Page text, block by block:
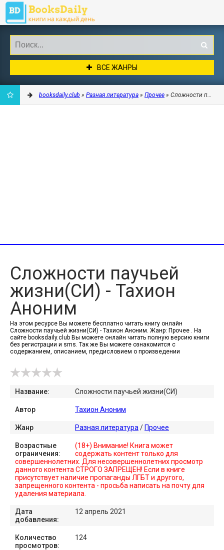
ВСЕ ЖАНРЫ
booksdaily.club » Разная литература » Прочее » Сложности
Сложности паучьей
жизни(СИ) - Тахион
Аноним
На этом ресурсе Вы можете бесплатно читать книгу онлайн
Сложности паучьей жизни(СИ) - Тахион Аноним. Жанр: Прочее . На
сайте booksdaily.club Вы можете онлайн читать полную версию книги
без регистрации и sms. Так же Вы можете ознакомится с
содержанием, описанием, предисловием о произведении
Название: Сложности паучьей жизни(СИ)
Автор Тахион Аноним
Жанр Разная литература / Прочее
Возрастные
ограничения:
(18+) Внимание! Книга может
содержать контент только для
совершеннолетних. Для несовершеннолетних просмотр
данного контента СТРОГО ЗАПРЕЩЕН! Если в книге
присутствует наличие пропаганды ЛГБТ и другого,
запрещенного контента - просьба написать на почту для
удаления материала.
Дата
добавления:
12 апрель 2021
Количество
просмотров:
124